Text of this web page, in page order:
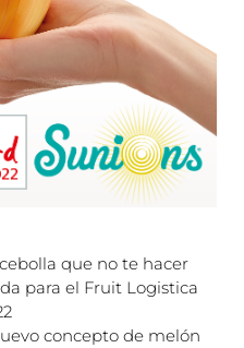
que no te hacer
para el Fruit Logistica
concepto de melón